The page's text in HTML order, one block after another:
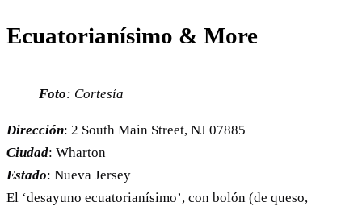
Ecuatorianísimo & More
Foto: Cortesía
Dirección: 2 South Main Street, NJ 07885
Ciudad: Wharton
Estado: Nueva Jersey
El ‘desayuno ecuatorianísimo’, con bolón (de queso,